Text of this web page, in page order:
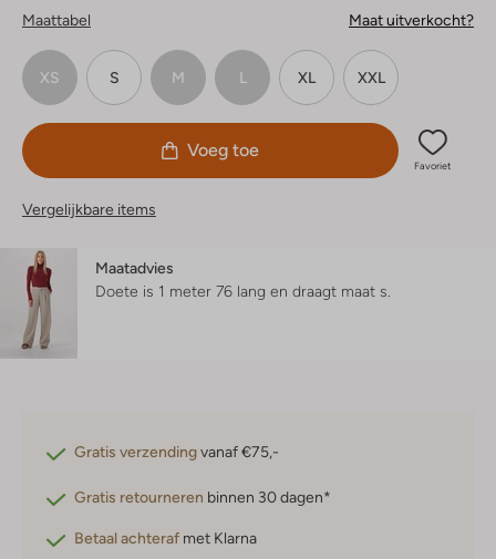
Maattabel Maat uitverkocht?
XS S M L XL XXL
Voeg toe
Favoriet
Vergelijkbare items
Maatadvies
Doete is 1 meter 76 lang en draagt maat s.
Gratis verzendingvanaf €75,-
Gratis retourneren binnen 30 dagen*
Betaal achteraf met Klarna